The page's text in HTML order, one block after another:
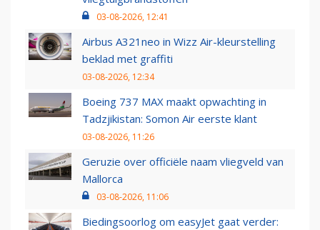
03-08-2026, 12:41
Airbus A321neo in Wizz Air-kleurstelling
beklad met graffiti
03-08-2026, 12:34
Boeing 737 MAX maakt opwachting in
Tadzjikistan: Somon Air eerste klant
03-08-2026, 11:26
Geruzie over officiële naam vliegveld van
Mallorca
03-08-2026, 11:06
Biedingsoorlog om easyJet gaat verder: